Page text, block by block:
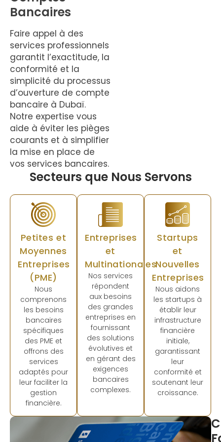
Bancaires
Faire appel à des
services professionnels
garantit l’exactitude, la
conformité et la
simplicité du processus
d’ouverture de compte
bancaire à Dubaï.
Notre expertise vous
aide à éviter les pièges
courants et à simplifier
la mise en place de
vos services bancaires.
Secteurs que Nous Servons
Petites et
Moyennes
Entreprises
(PME)
Nous
comprenons
les besoins
bancaires
spécifiques
des PME et
offrons des
services
adaptés pour
leur faciliter la
gestion
financière.
Entreprises
et
Multinationales
Nos services
répondent
aux besoins
des grandes
entreprises en
fournissant
des solutions
évolutives et
en gérant des
exigences
bancaires
complexes.
Startups
et
Nouvelles
Entreprises
Nous aidons
les startups à
établir leur
infrastructure
financière
initiale,
garantissant
leur
conformité et
soutenant leur
croissance.